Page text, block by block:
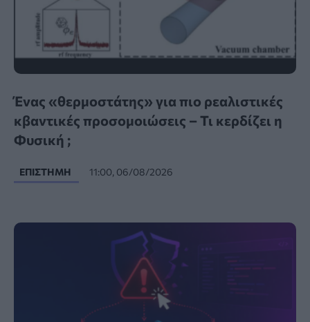
Ένας «θερμοστάτης» για πιο ρεαλιστικές
κβαντικές προσομοιώσεις – Τι κερδίζει η
Φυσική ;
ΕΠΙΣΤΉΜΗ 11:00, 06/08/2026